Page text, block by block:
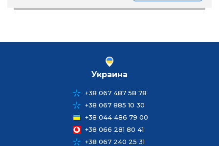
Украина
+38 067 487 58 78
+38 067 885 10 30
+38 044 486 79 00
+38 066 281 80 41
+38 067 240 25 31